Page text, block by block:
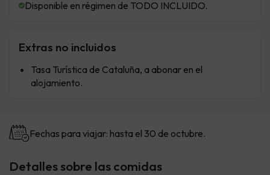
Disponible en régimen de TODO INCLUIDO.
Extras no incluidos
Tasa Turística de Cataluña, a abonar en el
alojamiento.
Fechas para viajar: hasta el 30 de octubre.
Detalles sobre las comidas